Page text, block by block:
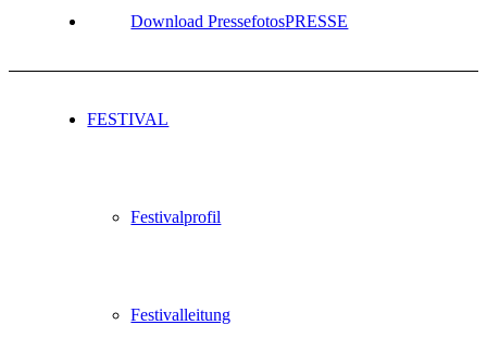
PRESSE
Download Pressefotos
FESTIVAL
Festivalprofil
Festivalleitung